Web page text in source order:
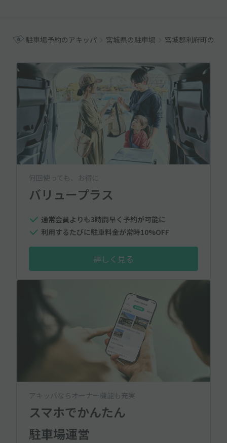
駐車場予約のアキッパ 宮城県の駐車場 宮城郡利府町の駐
何回使っても、お得に
バリュープラス
通常会員よりも3時間早く予約が可能に
利用するたびに駐車料金が常時10%OFF
詳しく見る
アキッパならオーナー機能も充実
スマホでかんたん
駐車場運営